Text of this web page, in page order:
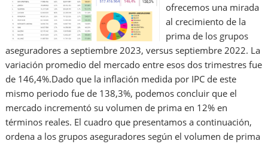
ofrecemos una mirada
al crecimiento de la
prima de los grupos
aseguradores a septiembre 2023, versus septiembre 2022. La
variación promedio del mercado entre esos dos trimestres fue
de 146,4%.Dado que la inflación medida por IPC de este
mismo periodo fue de 138,3%, podemos concluir que el
mercado incrementó su volumen de prima en 12% en
términos reales. El cuadro que presentamos a continuación,
ordena a los grupos aseguradores según el volumen de prima